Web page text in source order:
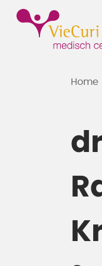
Home